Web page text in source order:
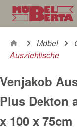
Zum Hauptinhalt
Möbel
Ausziehtische
Venjakob
Plus Dekton
x 100 x 75cm